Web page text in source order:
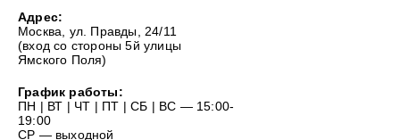
Адрес:
Москва, ул. Правды, 24/11
(вход со стороны 5й улицы
Ямского Поля)
График работы:
ПН | ВТ | ЧТ | ПТ | СБ | ВС — 15:00-
19:00
СР — выходной